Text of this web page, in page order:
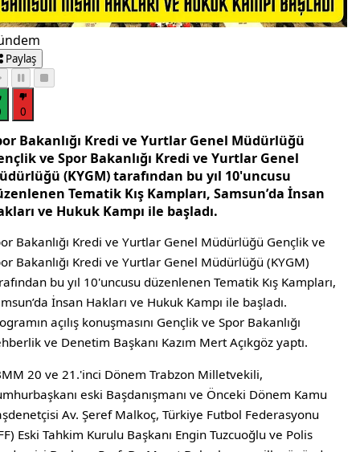
Paylaş
0
Bakanlığı Kredi ve Yurtlar Genel Müdürlüğü
ve Spor Bakanlığı Kredi ve Yurtlar Genel
(KYGM) tarafından bu yıl 10'uncusu
Tematik Kış Kampları, Samsun’da İnsan
ve Hukuk Kampı ile başladı.
Bakanlığı Kredi ve Yurtlar Genel Müdürlüğü Gençlik ve
Bakanlığı Kredi ve Yurtlar Genel Müdürlüğü (KYGM)
bu yıl 10'uncusu düzenlenen Tematik Kış Kampları,
İnsan Hakları ve Hukuk Kampı ile başladı.
açılış konuşmasını Gençlik ve Spor Bakanlığı
ve Denetim Başkanı Kazım Mert Açıkgöz yaptı.
20 ve 21.'inci Dönem Trabzon Milletvekili,
eski Başdanışmanı ve Önceki Dönem Kamu
Av. Şeref Malkoç, Türkiye Futbol Federasyonu
Eski Tahkim Kurulu Başkanı Engin Tuzcuoğlu ve Polis